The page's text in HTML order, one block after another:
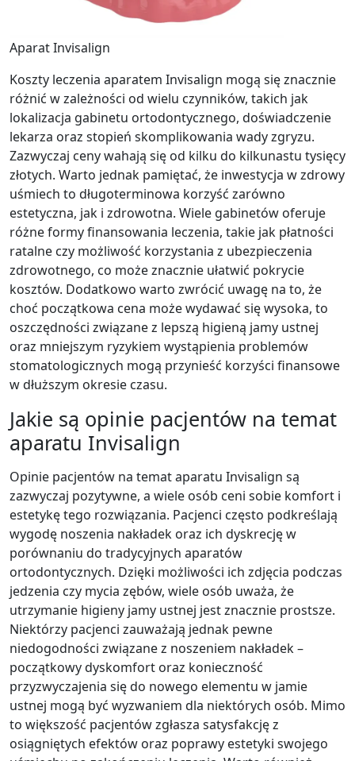
Aparat Invisalign
Koszty leczenia aparatem Invisalign mogą się znacznie
różnić w zależności od wielu czynników, takich jak
lokalizacja gabinetu ortodontycznego, doświadczenie
lekarza oraz stopień skomplikowania wady zgryzu.
Zazwyczaj ceny wahają się od kilku do kilkunastu tysięcy
złotych. Warto jednak pamiętać, że inwestycja w zdrowy
uśmiech to długoterminowa korzyść zarówno
estetyczna, jak i zdrowotna. Wiele gabinetów oferuje
różne formy finansowania leczenia, takie jak płatności
ratalne czy możliwość korzystania z ubezpieczenia
zdrowotnego, co może znacznie ułatwić pokrycie
kosztów. Dodatkowo warto zwrócić uwagę na to, że
choć początkowa cena może wydawać się wysoka, to
oszczędności związane z lepszą higieną jamy ustnej
oraz mniejszym ryzykiem wystąpienia problemów
stomatologicznych mogą przynieść korzyści finansowe
w dłuższym okresie czasu.
Jakie są opinie pacjentów na temat
aparatu Invisalign
Opinie pacjentów na temat aparatu Invisalign są
zazwyczaj pozytywne, a wiele osób ceni sobie komfort i
estetykę tego rozwiązania. Pacjenci często podkreślają
wygodę noszenia nakładek oraz ich dyskrecję w
porównaniu do tradycyjnych aparatów
ortodontycznych. Dzięki możliwości ich zdjęcia podczas
jedzenia czy mycia zębów, wiele osób uważa, że
utrzymanie higieny jamy ustnej jest znacznie prostsze.
Niektórzy pacjenci zauważają jednak pewne
niedogodności związane z noszeniem nakładek –
początkowy dyskomfort oraz konieczność
przyzwyczajenia się do nowego elementu w jamie
ustnej mogą być wyzwaniem dla niektórych osób. Mimo
to większość pacjentów zgłasza satysfakcję z
osiągniętych efektów oraz poprawy estetyki swojego